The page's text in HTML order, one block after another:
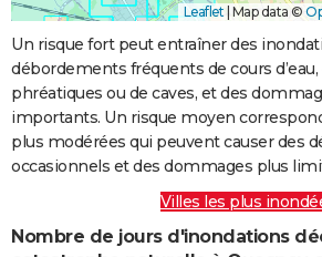
Leaflet | Map data ©
Un risque fort peut entraîner des
débordements fréquents de cours
phréatiques ou de caves, et des
importants. Un risque moyen
plus modérées qui peuvent causer des
occasionnels et des dommages plus
Villes les plus
Nombre de jours d'inondations